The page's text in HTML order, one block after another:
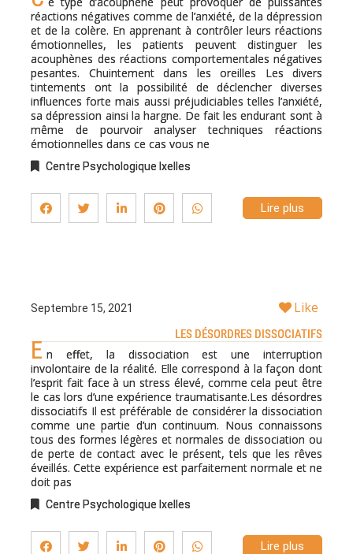
réactions négatives comme de l’anxiété, de la dépression
et de la colère. En apprenant à contrôler leurs réactions
émotionnelles, les patients peuvent distinguer les
acouphènes des réactions comportementales négatives
pesantes. Chuintement dans les oreilles Les divers
tintements ont la possibilité de déclencher diverses
influences forte mais aussi préjudiciables telles l’anxiété,
sa dépression ainsi la hargne. De fait les endurant sont à
même de pourvoir analyser techniques réactions
émotionnelles dans ce cas vous ne
Centre Psychologique Ixelles
Lire plus
Septembre 15, 2021 Like
LES DÉSORDRES DISSOCIATIFS
E n effet, la dissociation est une interruption
involontaire de la réalité. Elle correspond à la façon dont
l’esprit fait face à un stress élevé, comme cela peut être
le cas lors d’une expérience traumatisante.Les désordres
dissociatifs Il est préférable de considérer la dissociation
comme une partie d’un continuum. Nous connaissons
tous des formes légères et normales de dissociation ou
de perte de contact avec le présent, tels que les rêves
éveillés. Cette expérience est parfaitement normale et ne
doit pas
Centre Psychologique Ixelles
Lire plus